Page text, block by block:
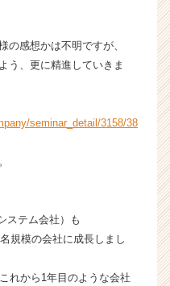
の感想かは不明ですが、
う、更に精進していきま
seminar_detail/3158/38
ステム会社）も
規模の会社に成長しまし
れから1年目のような会社